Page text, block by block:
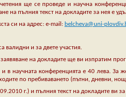
ще се проведе и научна
на пълния текст на докладите за нея е
си на адрес: е-mail: belcheva@uni-
валидни и за двете участия.
на докладите ще ви изпратим
в научната конференцията е 40 лева. За
по пребиваването (пътни, дневни,
г.) и пълния текст на докладите ви